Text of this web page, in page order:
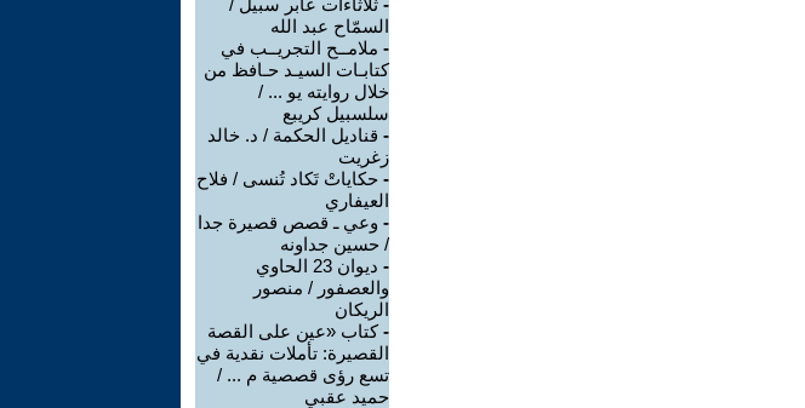
- ثلاثاءات عابر سبيل /
السمّاح عبد الله
- ملامــح التجريــب في
كتابـات السيـد حـافظ من
خلال روايته يو ... /
سلسبيل كريبع
- قناديل الحكمة / د. خالد
زغريت
- حكاياتْ تَكاد تُنسى / فلاح
العيفاري
- وعي ـ قصص قصيرة جدا
/ حسين جداونه
-
ديوان 23 الحاوي
والعصفور / منصور
الريكان
-كتاب «عين على القصة
القصيرة: تأملات نقدية في
تسع رؤى قصصية م ... /
حميد عقبي